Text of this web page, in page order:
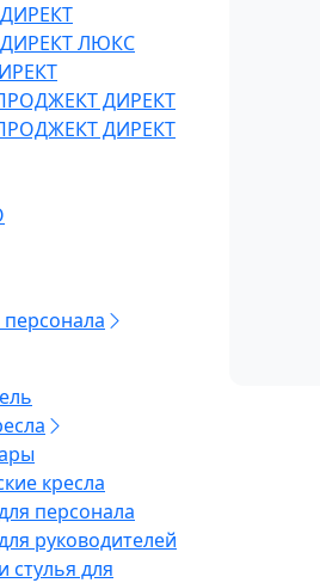
ЛЮКС
ДИРЕКТ
ДИРЕКТ
кресла
персонала
руководителей
стулья для